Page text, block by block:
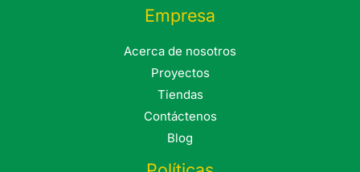
Empresa
Acerca de nosotros
Proyectos
Tiendas
Contáctenos
Blog